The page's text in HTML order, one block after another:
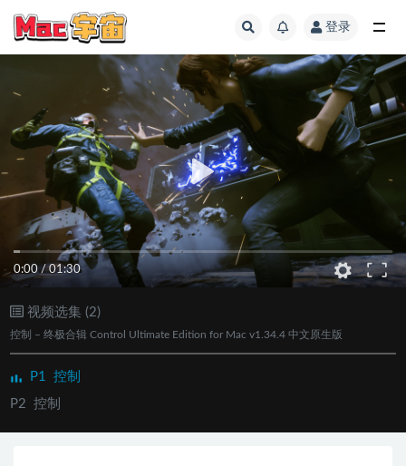
登录
0:00 /01:30
视频选集 (2)
控制 – 终极合辑 Control Ultimate Edition for Mac v1.34.4 中文原生版
P1 控制
P2 控制